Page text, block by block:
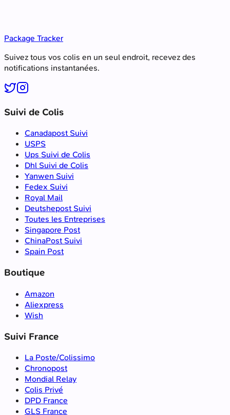
Package Tracker
Suivez tous vos colis en un seul endroit, recevez des
notifications instantanées.
Suivi de Colis
Canadapost Suivi
USPS
Ups Suivi de Colis
Dhl Suivi de Colis
Yanwen Suivi
Fedex Suivi
Royal Mail
Deutshepost Suivi
Toutes les Entreprises
Singapore Post
ChinaPost Suivi
Spain Post
Boutique
Amazon
Aliexpress
Wish
Suivi France
La Poste/Colissimo
Chronopost
Mondial Relay
Colis Privé
DPD France
GLS France